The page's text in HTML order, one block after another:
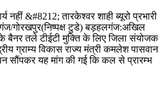
नहीं &#8212; तारकेश्वर शाही ब्यूरो प्रभारी
गोरखपुर(निष्पक्ष टुडे) बड़हलगंज:अखिल
बैनर तले टीईटी मुक्ति के लिए जिला संयोजक
ग्राम्य विकास राज्य मंत्री कमलेश पासवान
सौंपकर यह मांग की गई कि कल से प्रारम्भ